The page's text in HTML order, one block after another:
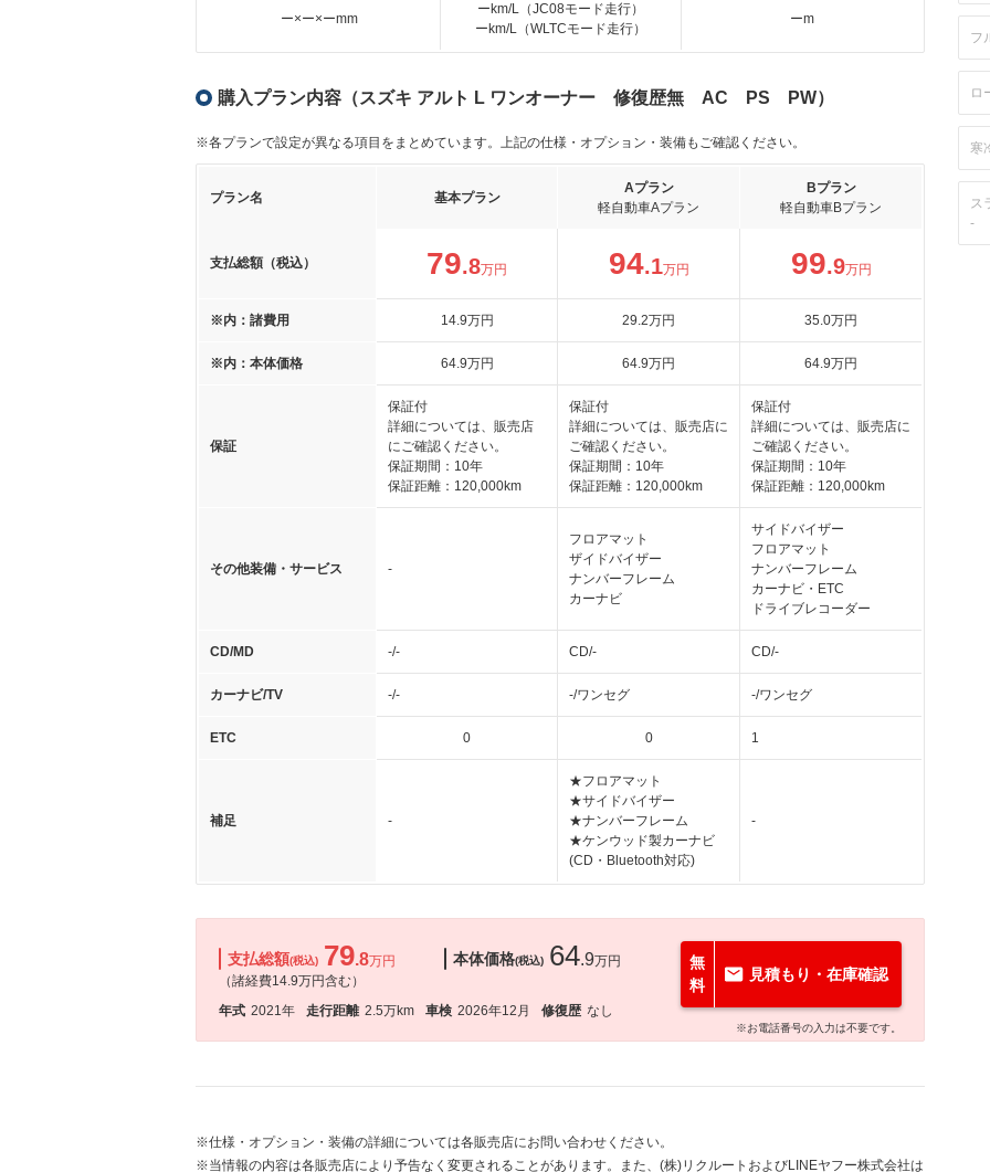
ー×ー×ーmm
ーkm/L（JC08モード走行）
ーkm/L（WLTCモード走行）
ーm
購入プラン内容（スズキ アルト L ワンオーナー 修復歴無 AC PS PW）
※各プランで設定が異なる項目をまとめています。上記の仕様・オプション・装備もご確認ください。
プラン名 基本プラン
Aプラン
軽自動車Aプラン
Bプラン
軽自動車Bプラン
支払総額（税込） 79.8万円 94.1万円 99.9万円
※内：諸費用 14.9万円 29.2万円 35.0万円
※内：本体価格 64.9万円 64.9万円 64.9万円
保証
保証付
詳細については、販売店
にご確認ください。
保証期間：10年
保証距離：120,000km
保証付
詳細については、販売店に
ご確認ください。
保証期間：10年
保証距離：120,000km
保証付
詳細については、販売店に
ご確認ください。
保証期間：10年
保証距離：120,000km
その他装備・サービス -
フロアマット
ザイドバイザー
ナンバーフレーム
カーナビ
サイドバイザー
フロアマット
ナンバーフレーム
カーナビ・ETC
ドライブレコーダー
CD/MD -/- CD/- CD/-
カーナビ/TV -/- -/ワンセグ -/ワンセグ
ETC 0 0 1
補足 -
★フロアマット
★サイドバイザー
★ナンバーフレーム
★ケンウッド製カーナビ
(CD・Bluetooth対応)
-
支払総額(税込) 79.8万円
（諸経費14.9万円含む）
本体価格(税込) 64.9万円
年式 2021年 走行距離 2.5万km 車検 2026年12月 修復歴 なし
無
料
見積もり・在庫確認
※お電話番号の入力は不要です。
※仕様・オプション・装備の詳細については各販売店にお問い合わせください。
※当情報の内容は各販売店により予告なく変更されることがあります。また、(株)リクルートおよびLINEヤフー株式会社は
フ
ロ
寒
ス
-